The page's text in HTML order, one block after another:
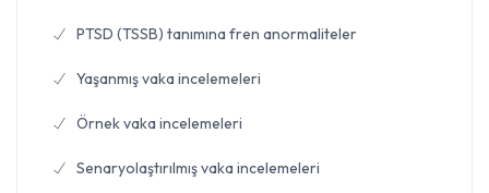
PTSD (TSSB) tanımına fren anormaliteler
Yaşanmış vaka incelemeleri
Örnek vaka incelemeleri
Senaryolaştırılmış vaka incelemeleri